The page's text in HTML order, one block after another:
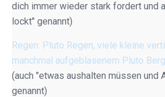
dich immer wieder stark fordert und
lockt" genannt)
Regen: Pluto Regen, viele kleine
manchmal aufgeblasenem Pluto
(auch "etwas aushalten müssen und
genannt)